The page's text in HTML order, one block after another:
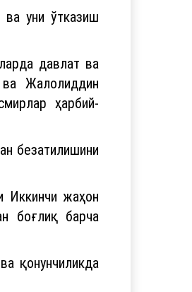
ва уни ўтказиш
давлат ва
Жалолиддин
ҳарбий-
безатилишини
Иккинчи жаҳон
боғлиқ барча
қонунчиликда